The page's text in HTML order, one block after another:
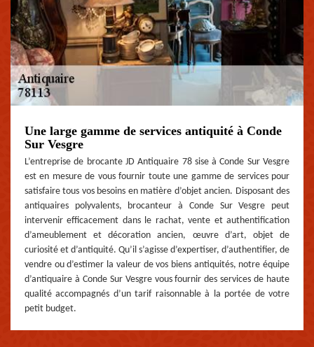
Une large gamme de services antiquité à Conde
Sur Vesgre
L’entreprise de brocante JD Antiquaire 78 sise à Conde Sur Vesgre
est en mesure de vous fournir toute une gamme de services pour
satisfaire tous vos besoins en matière d’objet ancien. Disposant des
antiquaires polyvalents, brocanteur à Conde Sur Vesgre peut
intervenir efficacement dans le rachat, vente et authentification
d’ameublement et décoration ancien, œuvre d’art, objet de
curiosité et d’antiquité. Qu’il s’agisse d’expertiser, d’authentifier, de
vendre ou d’estimer la valeur de vos biens antiquités, notre équipe
d’antiquaire à Conde Sur Vesgre vous fournir des services de haute
qualité accompagnés d’un tarif raisonnable à la portée de votre
petit budget.